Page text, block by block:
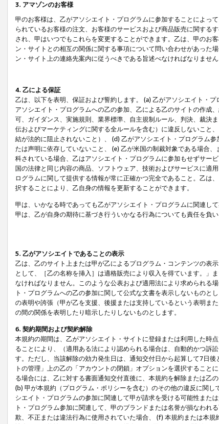
3. アマゾンのお客様
甲のお客様は、乙がアソシエイト・プログラムに参加することによっ
られているお客様の注文、お客様のサービスおよび商品販売に関する
され、甲はいつでもこれらを変更することができます。乙は、甲のお
ン・サイトとの相互の関係に関する事項について問い合わせがあった
ン・サイト上の連絡先案内に従うべきである旨述べなければなりませ
4. 乙による保証
乙は、以下を表明、保証および誓約します。 (a) 乙がアソシエイト・
アソシエイト・プログラムへの乙の参加、乙による乙のサイトの作成
可、ガイダンス、実施規則、業界標準、自主規制ルール、判決、裁決
伝およびマーケティングに関する全ルールを含む）に違反しないこと
結が法的に阻止されないこと）、 (d) 乙がアソシエイト・プログラム
たは声明に依存していないこと、 (e) 乙が米国の制裁対象である場合
科されている場合、乙はアソシエイト・プログラムに参加もせずサー
国の法律と同じ内容の商品、ソフトウェア、技術およびサービスに適
ログラムに関して提供する情報が常に正確かつ完全であること。乙は
択することにより、乙自身の情報を更新することができます。
甲は、いかなる時であっても乙がアソシエイト・プログラムに関連し
甲は、乙が自身の期待に基づき行ういかなる行為についても責任を負
5. 乙がアソシエイトであることの表示
乙は、乙のサイト上または甲が乙によるプログラム・コンテンツの表
として、［乙の名称を挿入］は適格販売により収入を得ています。」
なければなりません。このような公表および適用法により求められる
ト・プログラムへの乙の参加に関して公式な文書を表示しないもの
の表明や誇張（甲が乙を支援、後援または支持しているという表明ま
の間の関係を表明したり暗示したりしないものとします。
6. 契約期間および契約解除
本規約の期間は、乙がアソシエイト・サイトに登録または利用した時
ることにより、（適用ある法により認められる場合は、自動的かつ訴
す。ただし、当該解除の効力発生日は、通知交付日から起算して7日
トの管理」上の乙の「アカウントの閉鎖」オプションを選択するこ
る場合には、乙に対する書面通知交付直後に、本規約を解除または乙
(b) 甲が本規約（プログラム・ポリシーを含む）のその他の違反に関
シエイト・プログラムの参加に関連して甲が請求を受ける可能性また
ト・プログラム参加に関連して、甲のブランドまたは名誉が損なわれ
欺、不正または違法行為に使用されていた場合、 (f) 本規約または本